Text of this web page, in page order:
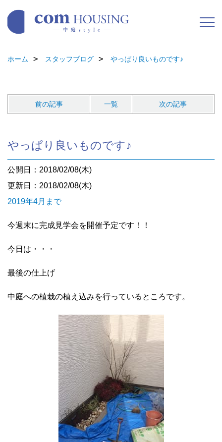
ホーム スタッフブログ やっぱり良いものです♪
前の記事 一覧 次の記事
やっぱり良いものです♪
公開日：2018/02/08(木)
更新日：2018/02/08(木)
2019年4月まで
今週末に完成見学会を開催予定です！！
今日は・・・
最後の仕上げ
中庭への植栽の植え込みを行っているところです。